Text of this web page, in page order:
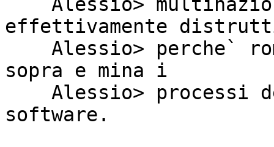
effettivamente
sopra e mina i
software.